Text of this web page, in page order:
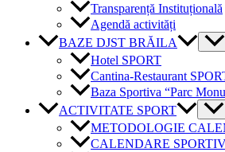
Transparență Instituțională
Agendă activități
BAZE DJST BRĂILA
Hotel SPORT
Cantina-Restaurant
Baza Sportiva “Parc
ACTIVITATE SPORT
METODOLOGIE
CALENDARE